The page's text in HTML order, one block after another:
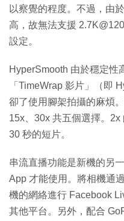
以察覺的程度。不過，由
高，故無法支援
設定。
HyperSmooth 由於穩定性
「TimeWrap 影片」（即
卻了使用腳架拍攝的麻煩
15x、30x 共五個選擇。2x
30 秒的短片。
串流直播功能是新機的另
App 才能使用。將相機通
機的網絡進行 Facebook
其他平台。另外，配合